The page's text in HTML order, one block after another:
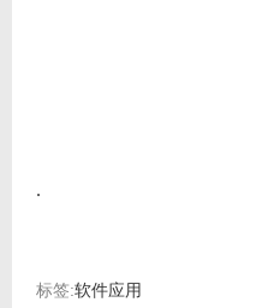
.
标签:软件应用